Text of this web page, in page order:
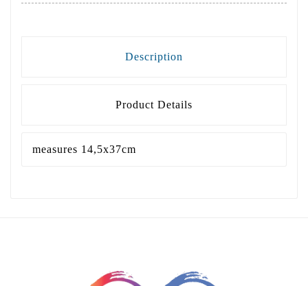
Description
Product Details
measures 14,5x37cm